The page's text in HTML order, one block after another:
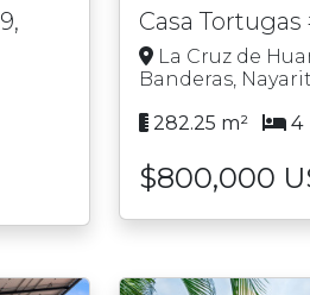
Casa Tortugas
La Cruz de
Banderas, Nayarit
282.25 m²
4
$800,000